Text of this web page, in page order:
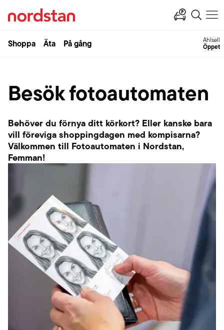
Shoppa Äta På gång Ahlsell
Öppet
Besök fotoautomaten
Behöver du förnya ditt körkort? Eller kanske bara
vill föreviga shoppingdagen med kompisarna?
Välkommen till Fotoautomaten i Nordstan,
Femman!